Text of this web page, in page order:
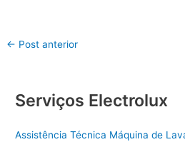
← Post anterior
Serviços Electrolux
Assistência Técnica Máquina de